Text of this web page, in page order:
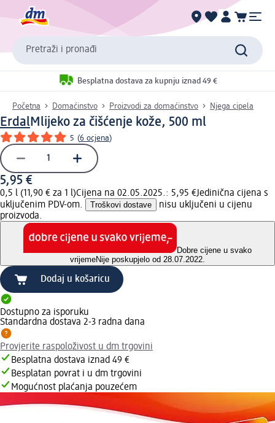
Pretraži i pronađi
Besplatna dostava za kupnju iznad 49 €
Početna Domaćinstvo Proizvodi za domaćinstvo Njega cipela
ErdalMlijeko za čišćenje kože, 500 ml
5 (6 ocjena)
5,95 €
0,5 l (11,90 € za 1 l)Cijena na 02.05.2025.: 5,95 €Jedinična cijena s
uključenim PDV-om.
Troškovi dostave
nisu uključeni u cijenu
proizvoda.
Dobre cijene u svako
vrijemeNije poskupjelo od 28.07.2022.
Dodaj u košaricu
Dostupno za isporuku
Standardna dostava 2-3 radna dana
Provjerite raspoloživost u dm trgovini
Besplatna dostava iznad 49 €
Besplatan povrat i u dm trgovini
Mogućnost plaćanja pouzećem